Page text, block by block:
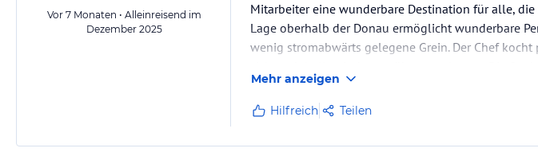
Vor 7 Monaten • Alleinreisend im
Dezember 2025
Mitarbeiter eine wunderbare Destination für alle,
Lage oberhalb der Donau ermöglicht wunderbare
wenig stromabwärts gelegene Grein. Der Chef
Mehr anzeigen
Hilfreich Teilen